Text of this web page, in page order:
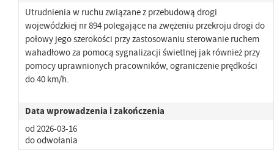
Utrudnienia w ruchu związane z przebudową drogi
wojewódzkiej nr 894 polegające na zwężeniu przekroju drogi do
połowy jego szerokości przy zastosowaniu sterowanie ruchem
wahadłowo za pomocą sygnalizacji świetlnej jak również przy
pomocy uprawnionych pracowników, ograniczenie prędkości
do 40 km/h.
Data wprowadzenia i zakończenia
od 2026-03-16
do odwołania